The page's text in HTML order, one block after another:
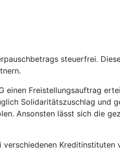
steuerfrei.
einen Freistellungsauftrag
Solidaritätszuschlag und
Ansonsten lässt sich die